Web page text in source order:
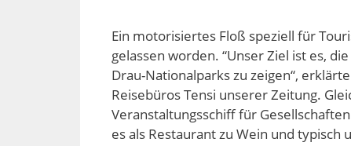
Ein motorisiertes Floß speziell für
gelassen worden. “Unser Ziel ist es,
Drau-Nationalparks zu zeigen“,
Reisebüros Tensi unserer Zeitung.
Veranstaltungsschiff für
es als Restaurant zu Wein und typisch